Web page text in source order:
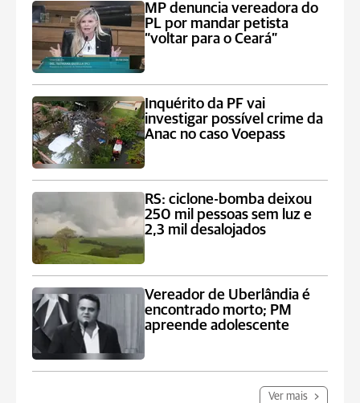
MP denuncia vereadora do
PL por mandar petista
“voltar para o Ceará”
Inquérito da PF vai
investigar possível crime da
Anac no caso Voepass
RS: ciclone-bomba deixou
250 mil pessoas sem luz e
2,3 mil desalojados
Vereador de Uberlândia é
encontrado morto; PM
apreende adolescente
Ver mais